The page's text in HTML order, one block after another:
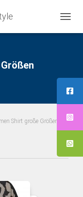
Shirt große Größen“